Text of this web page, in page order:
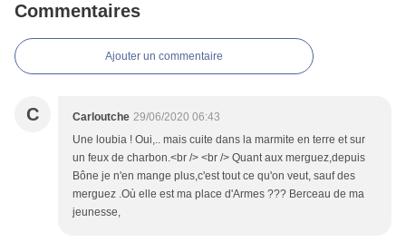
Commentaires
Ajouter un commentaire
C Carloutche 29/06/2020 06:43
Une loubia ! Oui,.. mais cuite dans la marmite en terre et sur
un feux de charbon.<br /> <br /> Quant aux merguez,depuis
Bône je n'en mange plus,c'est tout ce qu'on veut, sauf des
merguez .Où elle est ma place d'Armes ??? Berceau de ma
jeunesse,